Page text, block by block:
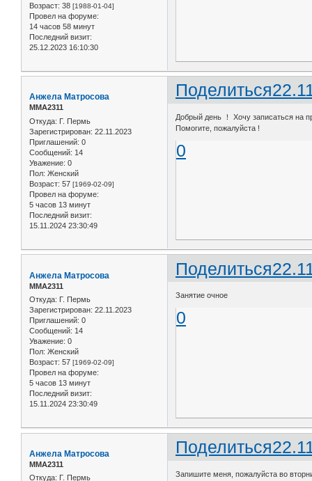
Возраст: 38 [1988-01-04]
Провел на форуме:
14 часов 58 минут
Последний визит:
25.12.2023 16:10:30
Поделиться
Анжела Матросова
ММА2311
Откуда: Г. Пермь
Зарегистрирован: 22.11.2023
Приглашений: 0
Сообщений: 14
Уважение: 0
Пол: Женский
Возраст: 57 [1969-02-09]
Провел на форуме:
5 часов 13 минут
Последний визит:
15.11.2024 23:30:49
Добрый день ！ Хочу записаться на
Помогите, пожалуйста !
0
Поделиться
Анжела Матросова
ММА2311
Откуда: Г. Пермь
Зарегистрирован: 22.11.2023
Приглашений: 0
Сообщений: 14
Уважение: 0
Пол: Женский
Возраст: 57 [1969-02-09]
Провел на форуме:
5 часов 13 минут
Последний визит:
15.11.2024 23:30:49
Занятие очное
0
Поделиться
Анжела Матросова
ММА2311
Откуда: Г. Пермь Запишите меня, пожалуйста во